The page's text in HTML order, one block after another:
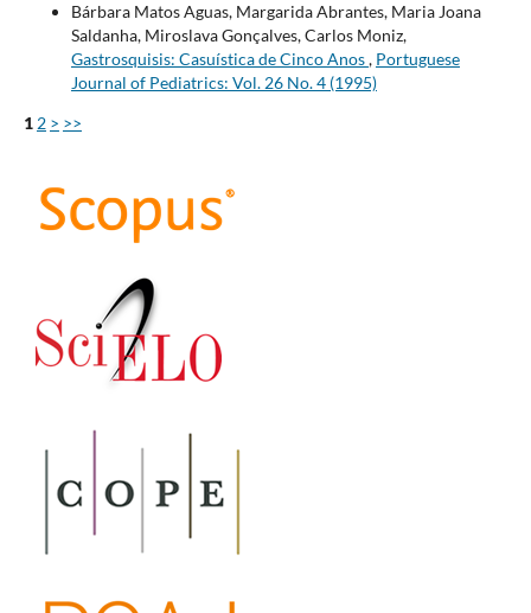
Bárbara Matos Aguas, Margarida Abrantes, Maria Joana
Saldanha, Miroslava Gonçalves, Carlos Moniz,
Gastrosquisis: Casuística de Cinco Anos, Portuguese
Journal of Pediatrics: Vol. 26 No. 4 (1995)
1 2 > >>